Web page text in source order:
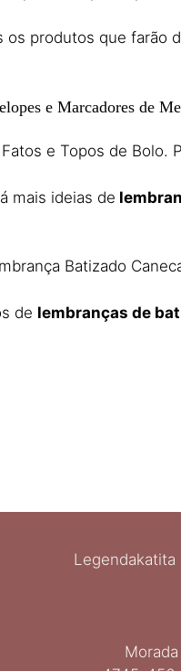
os produtos que farão
e Marcadores de
e Topos de
mais ideias de
Batizado
de lembranças de